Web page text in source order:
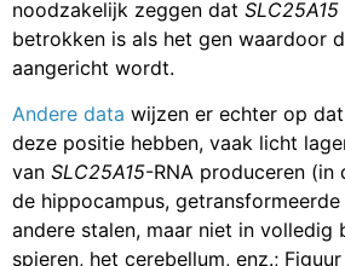
noodzakelijk zeggen dat SLC25A15
betrokken is als het gen waardoor
aangericht wordt.
Andere data wijzen er echter op
deze positie hebben, vaak licht
van SLC25A15-RNA produceren (in
de hippocampus,
andere stalen, maar niet in volledig
spieren, het cerebellum, enz.;